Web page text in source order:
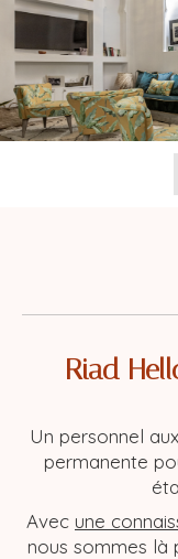
Riad
Un personnel
permanente
Avec une
nous sommes là